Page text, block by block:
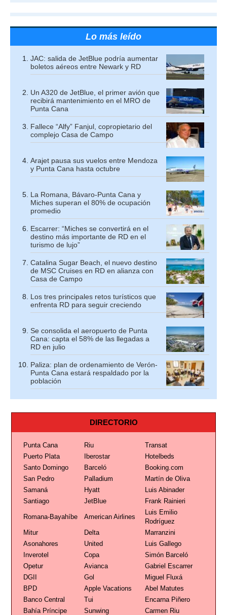
Lo más leído
JAC: salida de JetBlue podría aumentar
boletos aéreos entre Newark y RD
Un A320 de JetBlue, el primer avión que
recibirá mantenimiento en el MRO de
Punta Cana
Fallece “Alfy” Fanjul, copropietario del
complejo Casa de Campo
Arajet pausa sus vuelos entre Mendoza
y Punta Cana hasta octubre
La Romana, Bávaro-Punta Cana y
Miches superan el 80% de ocupación
promedio
Escarrer: “Miches se convertirá en el
destino más importante de RD en el
turismo de lujo”
Catalina Sugar Beach, el nuevo destino
de MSC Cruises en RD en alianza con
Casa de Campo
Los tres principales retos turísticos que
enfrenta RD para seguir creciendo
Se consolida el aeropuerto de Punta
Cana: capta el 58% de las llegadas a
RD en julio
Paliza: plan de ordenamiento de Verón-
Punta Cana estará respaldado por la
población
DIRECTORIO
Punta Cana Riu
Transat
Puerto Plata
Iberostar
Hotelbeds
Santo Domingo
Barceló
Booking.com
San Pedro
Palladium
Martín de Oliva
Samaná
Hyatt
Luis Abinader
Santiago
JetBlue Frank Rainieri
Romana-Bayahíbe American Airlines
Luis Emilio
Rodríguez
Mitur
Delta
Marranzini
Asonahores
United
Luis Gallego
Inverotel
Copa
Simón Barceló
Opetur
Avianca
Gabriel Escarrer
DGII
Gol
Miguel Fluxá
BPD
Apple Vacations
Abel Matutes
Banco Central
Tui
Encarna Piñero
Bahía Príncipe
Sunwing Carmen Riu